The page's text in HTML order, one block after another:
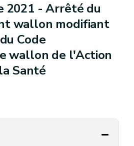
2021 -Arrêté du
wallon modifiant
Code
wallon de l'Action
Santé